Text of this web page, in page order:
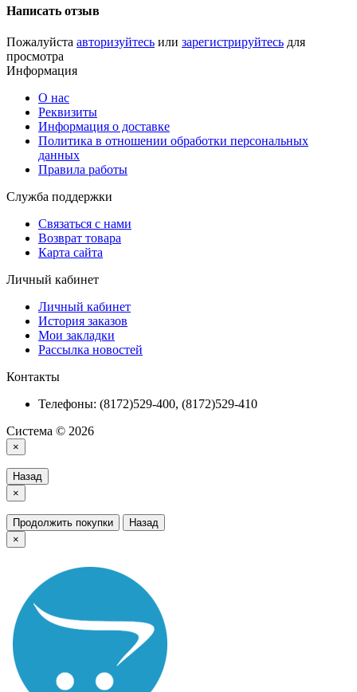
Написать отзыв
Пожалуйста авторизуйтесь или зарегистрируйтесь для
просмотра
Информация
О нас
Реквизиты
Информация о доставке
Политика в отношении обработки персональных
данных
Правила работы
Служба поддержки
Связаться с нами
Возврат товара
Карта сайта
Личный кабинет
Личный кабинет
История заказов
Мои закладки
Рассылка новостей
Контакты
Телефоны: (8172)529-400, (8172)529-410
Система © 2026
×
Назад
×
Продолжить покупки
Назад
×